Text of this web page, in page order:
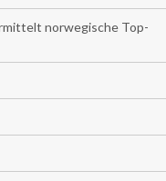
norwegische Top-